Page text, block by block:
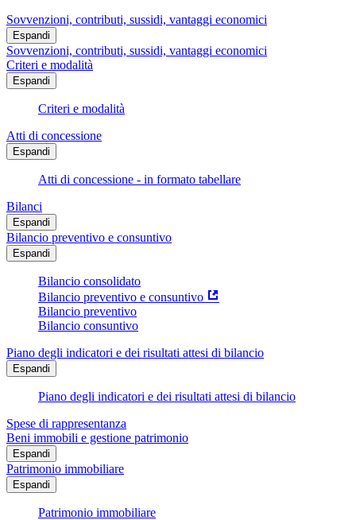
Sovvenzioni, contributi, sussidi, vantaggi economici
Espandi
Sovvenzioni, contributi, sussidi, vantaggi economici
Criteri e modalità
Espandi
Criteri e modalità
Atti di concessione
Espandi
Atti di concessione - in formato tabellare
Bilanci
Espandi
Bilancio preventivo e consuntivo
Espandi
Bilancio consolidato
Bilancio preventivo e consuntivo
Bilancio preventivo
Bilancio consuntivo
Piano degli indicatori e dei risultati attesi di bilancio
Espandi
Piano degli indicatori e dei risultati attesi di bilancio
Spese di rappresentanza
Beni immobili e gestione patrimonio
Espandi
Patrimonio immobiliare
Espandi
Patrimonio immobiliare